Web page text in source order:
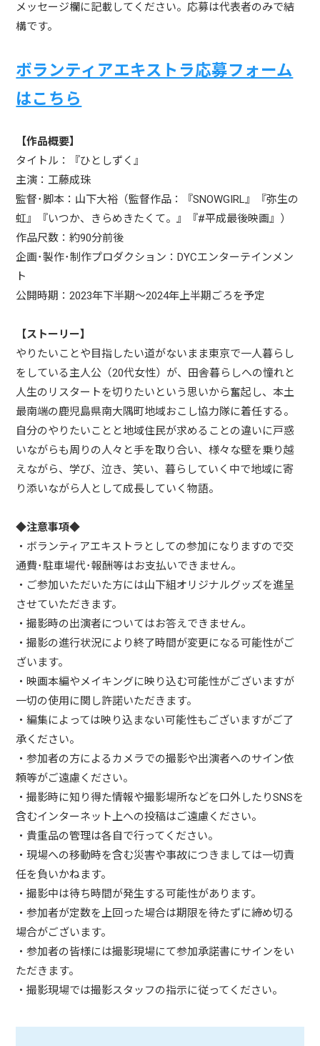
メッセージ欄に記載してください。応募は代表者のみで結
構です。
ボランティアエキストラ応募フォーム
はこちら
【作品概要】
タイトル：『ひとしずく』
主演：工藤成珠
監督･脚本：山下大裕（監督作品：『SNOWGIRL』『弥生の
虹』『いつか、きらめきたくて。』『#平成最後映画』）
作品尺数：約90分前後
企画･製作･制作プロダクション：DYCエンターテインメン
ト
公開時期：2023年下半期～2024年上半期ごろを予定
【ストーリー】
やりたいことや目指したい道がないまま東京で一人暮らし
をしている主人公（20代女性）が、田舎暮らしへの憧れと
人生のリスタートを切りたいという思いから奮起し、本土
最南端の鹿児島県南大隅町地域おこし協力隊に着任する。
自分のやりたいことと地域住民が求めることの違いに戸惑
いながらも周りの人々と手を取り合い、様々な壁を乗り越
えながら、学び、泣き、笑い、暮らしていく中で地域に寄
り添いながら人として成長していく物語。
◆注意事項◆
・ボランティアエキストラとしての参加になりますので交
通費･駐車場代･報酬等はお支払いできません。
・ご参加いただいた方には山下組オリジナルグッズを進呈
させていただきます。
・撮影時の出演者についてはお答えできません。
・撮影の進行状況により終了時間が変更になる可能性がご
ざいます。
・映画本編やメイキングに映り込む可能性がございますが
一切の使用に関し許諾いただきます。
・編集によっては映り込まない可能性もございますがご了
承ください。
・参加者の方によるカメラでの撮影や出演者へのサイン依
頼等がご遠慮ください。
・撮影時に知り得た情報や撮影場所などを口外したりSNSを
含むインターネット上への投稿はご遠慮ください。
・貴重品の管理は各自で行ってください。
・現場への移動時を含む災害や事故につきましては一切責
任を負いかねます。
・撮影中は待ち時間が発生する可能性があります。
・参加者が定数を上回った場合は期限を待たずに締め切る
場合がございます。
・参加者の皆様には撮影現場にて参加承諾書にサインをい
ただきます。
・撮影現場では撮影スタッフの指示に従ってください。